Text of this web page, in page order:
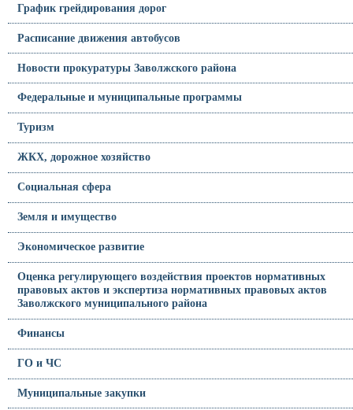
График грейдирования дорог
Расписание движения автобусов
Новости прокуратуры Заволжского района
Федеральные и муниципальные программы
Туризм
ЖКХ, дорожное хозяйство
Социальная сфера
Земля и имущество
Экономическое развитие
Оценка регулирующего воздействия проектов нормативных
правовых актов и экспертиза нормативных правовых актов
Заволжского муниципального района
Финансы
ГО и ЧС
Муниципальные закупки